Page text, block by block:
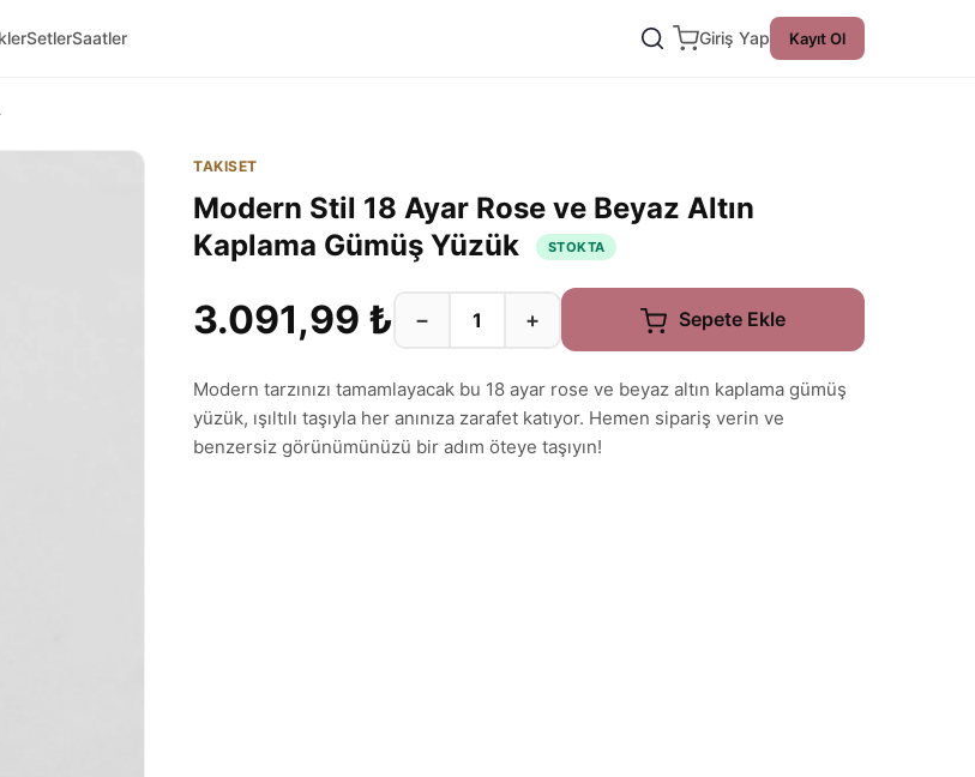
SetlerSaatler Giriş Yap Kayıt Ol
TAKISET
Modern Stil 18 Ayar Rose ve Beyaz Altın
Kaplama Gümüş Yüzük
STOKTA
3.091,99 ₺ − + Sepete Ekle
Modern tarzınızı tamamlayacak bu 18 ayar rose ve beyaz altın kaplama gümüş
yüzük, ışıltılı taşıyla her anınıza zarafet katıyor. Hemen sipariş verin ve
benzersiz görünümünüzü bir adım öteye taşıyın!